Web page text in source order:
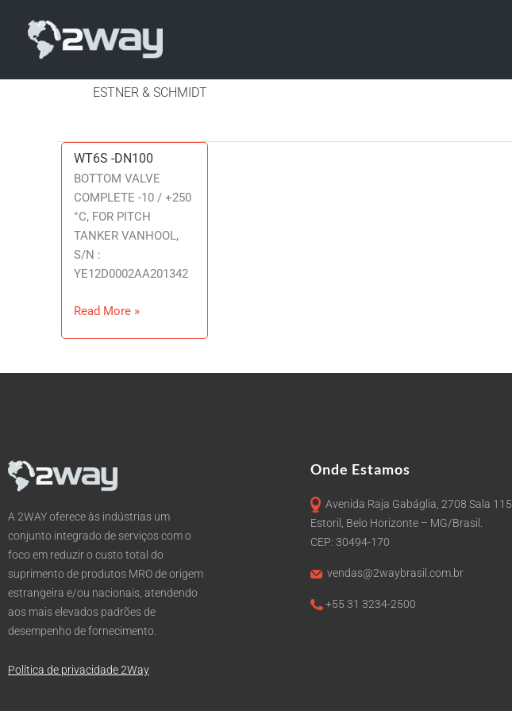
ESTNER & SCHMIDT
WT6S -DN100
BOTTOM VALVE
COMPLETE -10 / +250
°C, FOR PITCH
TANKER VANHOOL,
S/N :
YE12D0002AA201342
WT6S
-
DN100
Read More »
A 2WAY oferece às indústrias um
conjunto integrado de serviços com o
foco em reduzir o custo total do
suprimento de produtos MRO de origem
estrangeira e/ou nacionais, atendendo
aos mais elevados padrões de
desempenho de fornecimento.
Política de privacidade 2Way
Onde Estamos
Avenida Raja Gabáglia, 2708 Sala 115,
Estoril, Belo Horizonte – MG/Brasil.
CEP: 30494-170
vendas@2waybrasil.com.br
+55 31 3234-2500